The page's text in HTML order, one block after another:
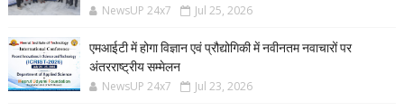
NewsUP 24x7 Jul 25, 2026
एमआईटी में होगा विज्ञान एवं प्रौद्योगिकी में नवीनतम नवाचारों पर
अंतरराष्ट्रीय सम्मेलन
NewsUP 24x7 Jul 23, 2026